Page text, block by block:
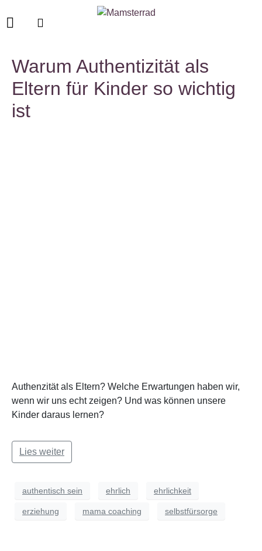
Warum Authentizität als
Eltern für Kinder so wichtig
ist
Authenzität als Eltern? Welche Erwartungen haben wir,
wenn wir uns echt zeigen? Und was können unsere
Kinder daraus lernen?
Lies weiter
authentisch sein ehrlich ehrlichkeit
erziehung mama coaching selbstfürsorge